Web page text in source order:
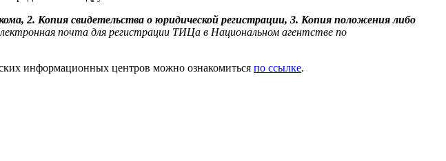
2. Копия свидетельства о юридической регистрации, 3. Копия положения либо
почта для регистрации ТИЦа в Национальном агентстве по
информационных центров можно ознакомиться по ссылке.